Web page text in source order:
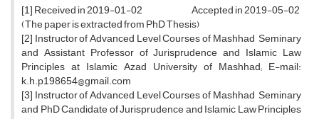
[1] Received in 2019-01-02 Accepted in 2019-05-02
(The paper is extracted from PhD Thesis)
[2] Instructor of Advanced Level Courses of Mashhad Seminary
and Assistant Professor of Jurisprudence and Islamic Law
Principles at Islamic Azad University of Mashhad; E-mail:
k.h.p198654@gmail.com
[3] Instructor of Advanced Level Courses of Mashhad Seminary
and PhD Candidate of Jurisprudence and Islamic Law Principles